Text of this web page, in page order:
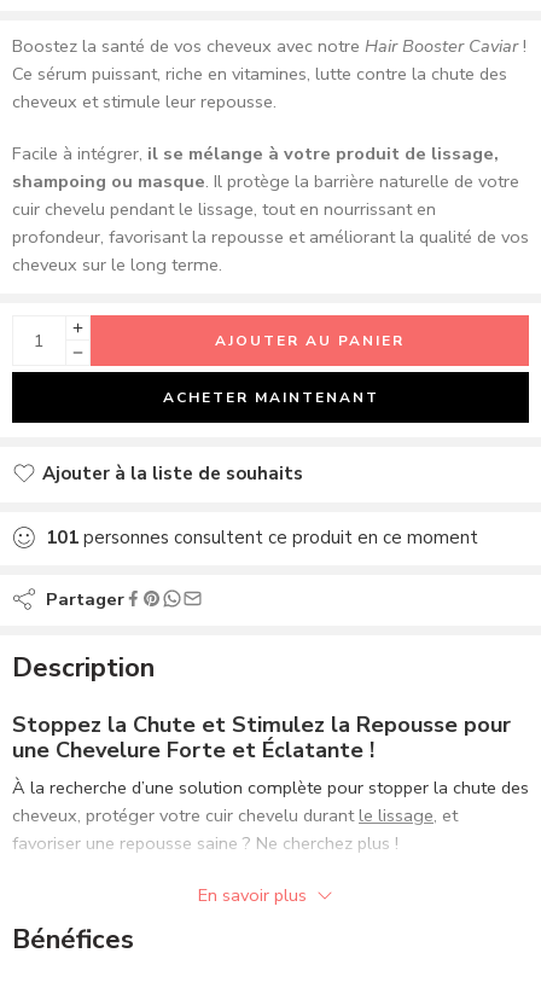
Boostez la santé de vos cheveux avec notre Hair Booster Caviar!
Ce sérum puissant, riche en vitamines, lutte contre la chute des
cheveux et stimule leur repousse.
Facile à intégrer, il se mélange à votre produit de lissage,
shampoing ou masque. Il protège la barrière naturelle de votre
cuir chevelu pendant le lissage, tout en nourrissant en
profondeur, favorisant la repousse et améliorant la qualité de vos
cheveux sur le long terme.
AJOUTER AU PANIER
ACHETER MAINTENANT
Ajouter à la liste de souhaits
101 personnes consultent ce produit en ce moment
Partager
Description
Stoppez la Chute et Stimulez la Repousse pour
une Chevelure Forte et Éclatante !
À la recherche d’une solution complète pour stopper la chute des
cheveux, protéger votre cuir chevelu durantle lissage, et
favoriser une repousse saine ? Ne cherchez plus !
Hair Booster Caviar,enrichi en vitamines E et B5
votre allié idéal pour des cheveux forts, protégés et éclatants de
vitalité.
En savoir plus
Bénéfices